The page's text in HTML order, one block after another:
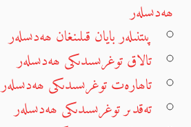
ھەدىسلەر
پىتنىلەر بايان قىلىنغان ھەدىسلەر
تالاق توغرىسىدىكى ھەدىسلەر
تاھارەت توغرىسىدىكى ھەدىسلەر
تەقدىر توغرىسىدىكى ھەدىسلەر